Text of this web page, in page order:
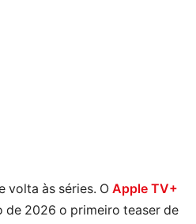
volta às séries. O Apple TV+
de 2026 o primeiro teaser de